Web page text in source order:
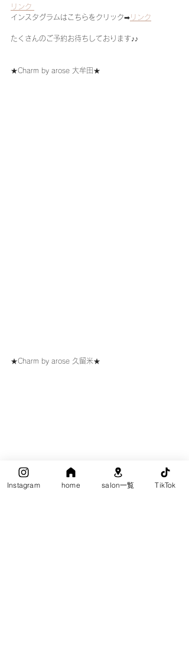
リンク
インスタグラムはこちらをクリック➡リンク
たくさんのご予約お待ちしております♪♪
★Charm by arose 大牟田★
★Charm by arose 久留米★
Instagram home salon一覧 TikTok